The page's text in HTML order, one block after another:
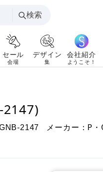
検索
セール
会場
デザイン
集
会社紹介
ようこそ！
2147)
2147 メーカー：P